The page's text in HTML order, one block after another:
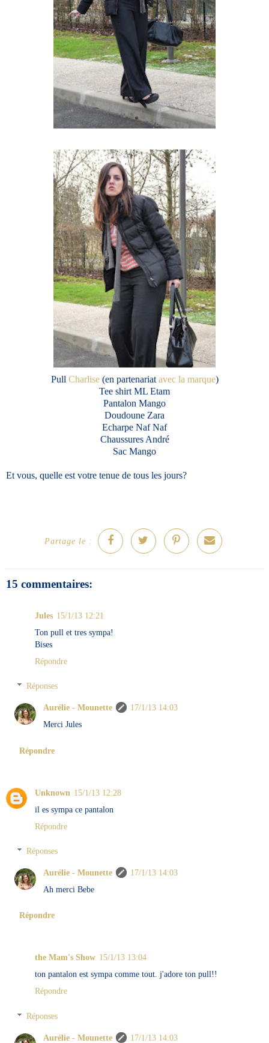
Pull Charlise(en partenariat avec la marque)
Tee shirt ML Etam
Pantalon Mango
Doudoune Zara
Echarpe Naf Naf
Chaussures André
Sac Mango
Et vous, quelle est votre tenue de tous les jours?
Partage le :
15 commentaires:
Jules 15/1/13 12:21
Ton pull et tres sympa!
Bises
Répondre
Réponses
Aurélie - Mounette
17/1/13 14:03
Merci Jules
Répondre
Unknown 15/1/13 12:28
il es sympa ce pantalon
Répondre
Réponses
Aurélie - Mounette
17/1/13 14:03
Ah merci Bebe
Répondre
the Mam's Show 15/1/13 13:04
ton pantalon est sympa comme tout. j'adore ton pull!!
Répondre
Réponses
Aurélie - Mounette
17/1/13 14:03